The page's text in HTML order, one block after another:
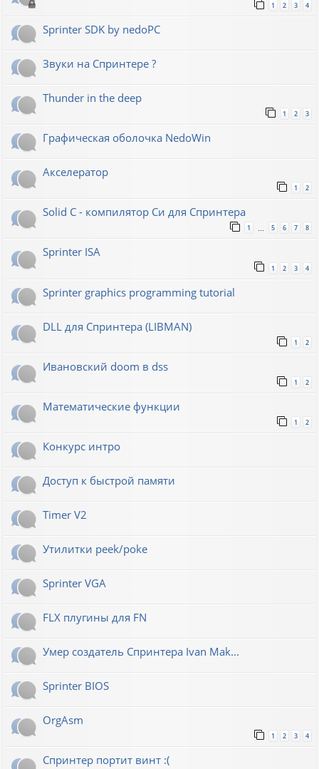
1 2 3 4
Sprinter SDK by nedoPC
Звуки на Спринтере ?
Thunder in the deep
1 2 3
Графическая оболочка NedoWin
Акселератор
1 2
Solid C - компилятор Си для Спринтера
1 … 5 6 7 8
Sprinter ISA
1 2 3 4
Sprinter graphics programming tutorial
DLL для Спринтера (LIBMAN)
1 2
Ивановский doom в dss
1 2
Математические функции
1 2
Конкурс интро
Доступ к быстрой памяти
Timer V2
Утилитки peek/poke
Sprinter VGA
FLX плугины для FN
Умер создатель Спринтера Ivan Mak...
Sprinter BIOS
OrgAsm
1 2 3 4
Спринтер портит винт :(